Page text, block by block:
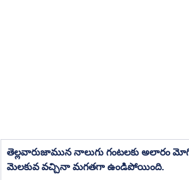
తెల్లవారుజామున నాలుగు గంటలకు అలారం
మెలకువ వచ్చినా మగతగా ఉండిపోయింది.